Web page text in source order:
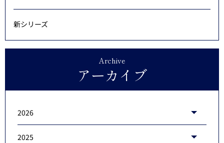
新シリーズ
Archive
アーカイブ
2026
2025